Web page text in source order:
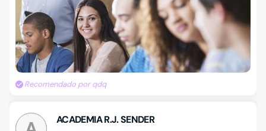
Recomendado por qdq
ACADEMIA R.J. SENDER